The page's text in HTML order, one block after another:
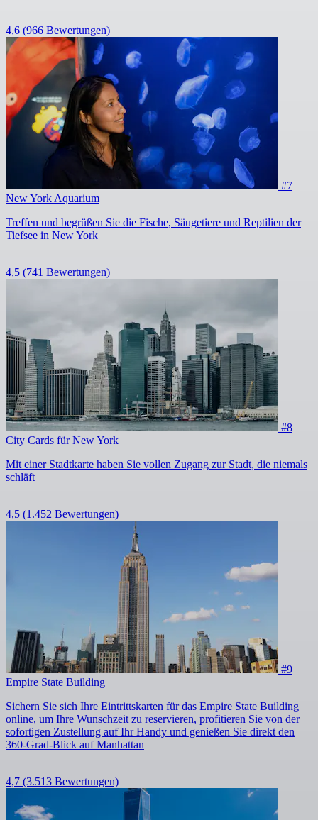
4,6 (966 Bewertungen)
#7
New York Aquarium
Treffen und begrüßen Sie die Fische, Säugetiere und Reptilien der
Tiefsee in New York
4,5 (741 Bewertungen)
#8
City Cards für New York
Mit einer Stadtkarte haben Sie vollen Zugang zur Stadt, die niemals
schläft
4,5 (1.452 Bewertungen)
#9
Empire State Building
Sichern Sie sich Ihre Eintrittskarten für das Empire State Building
online, um Ihre Wunschzeit zu reservieren, profitieren Sie von der
sofortigen Zustellung auf Ihr Handy und genießen Sie direkt den
360-Grad-Blick auf Manhattan
4,7 (3.513 Bewertungen)